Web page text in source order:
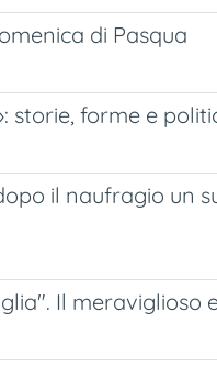
di Pasqua
storie, forme e
il naufragio un
Il meraviglioso